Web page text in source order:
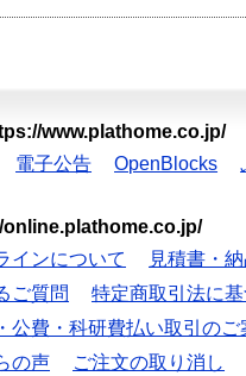
www.plathome.co.jp/
電子公告 OpenBlocks
online.plathome.co.jp/
インについて
見積書・
ご質問
特定商取引法に
公費・科研費払い取引のご
の声 ご注文の取り消し